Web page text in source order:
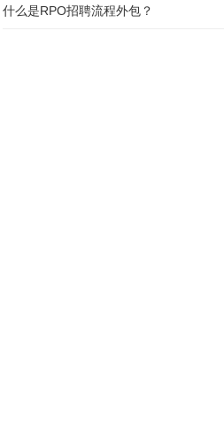
什么是RPO招聘流程外包？